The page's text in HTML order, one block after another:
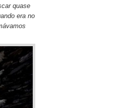
quase
era no